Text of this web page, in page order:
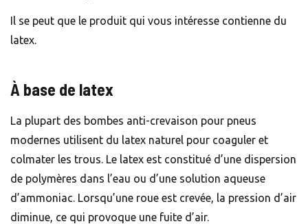
Il se peut que le produit qui vous intéresse contienne du
latex.
À base de latex
La plupart des bombes anti-crevaison pour pneus
modernes utilisent du latex naturel pour coaguler et
colmater les trous. Le latex est constitué d’une dispersion
de polymères dans l’eau ou d’une solution aqueuse
d’ammoniac. Lorsqu’une roue est crevée, la pression d’air
diminue, ce qui provoque une fuite d’air.